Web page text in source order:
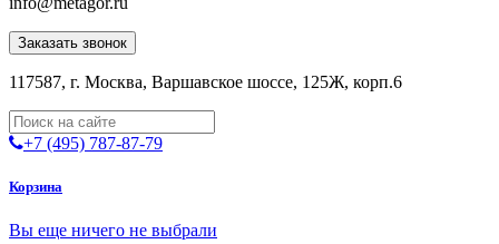
Заказать звонок
117587, г. Москва, Варшавское шоссе, 125Ж, корп.6
+7 (495) 787-87-79
Корзина
Вы еще ничего не выбрали